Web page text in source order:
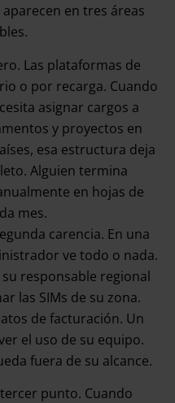
en tres áreas
Las plataformas de
o por recarga. Cuando
asignar cargos a
y proyectos en
esa estructura deja
Alguien termina
en hojas de
mes.
carencia. En una
ve todo o nada.
responsable regional
las SIMs de su zona.
de facturación. Un
el uso de su equipo.
fuera de su alcance.
punto. Cuando